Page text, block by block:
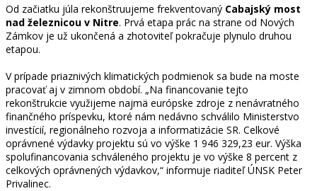
Od začiatku júla rekonštruujeme frekventovaný Cabajský most
nad železnicou v Nitre. Prvá etapa prác na strane od Nových
Zámkov je už ukončená a zhotoviteľ pokračuje plynulo druhou
etapou.
V prípade priaznivých klimatických podmienok sa bude na moste
pracovať aj v zimnom období. „Na financovanie tejto
rekonštrukcie využijeme najmä európske zdroje z nenávratného
finančného príspevku, ktoré nám nedávno schválilo Ministerstvo
investícií, regionálneho rozvoja a informatizácie SR. Celkové
oprávnené výdavky projektu sú vo výške 1 946 329,23 eur. Výška
spolufinancovania schváleného projektu je vo výške 8 percent z
celkových oprávnených výdavkov,“ informuje riaditeľ ÚNSK Peter
Privalinec.